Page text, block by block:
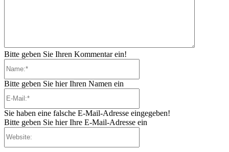
Bitte geben Sie Ihren Kommentar ein!
Bitte geben Sie hier Ihren Namen ein
Sie haben eine falsche E-Mail-Adresse eingegeben!
Bitte geben Sie hier Ihre E-Mail-Adresse ein